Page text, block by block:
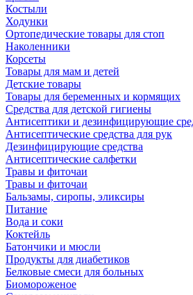
Костыли
Ходунки
Ортопедические товары для стоп
Наколенники
Корсеты
Товары для мам и детей
Детские товары
Товары для беременных и кормящих
Средства для детской гигиены
Антисептики и дезинфицирующие
Антисептические средства для рук
Дезинфицирующие средства
Антисептические салфетки
Травы и фиточаи
Травы и фиточаи
Бальзамы, сиропы, эликсиры
Питание
Вода и соки
Коктейль
Батончики и мюсли
Продукты для диабетиков
Белковые смеси для больных
Биомороженое